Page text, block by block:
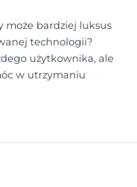
może bardziej luksus
technologii?
użytkownika, ale
w utrzymaniu